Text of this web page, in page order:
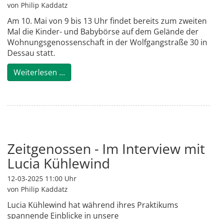
von Philip Kaddatz
Am 10. Mai von 9 bis 13 Uhr findet bereits zum zweiten
Mal die Kinder- und Babybörse auf dem Gelände der
Wohnungsgenossenschaft in der Wolfgangstraße 30 in
Dessau statt.
Weiterlesen …Kinder- und Babybörse 2025!
Zeitgenossen - Im Interview mit
Lucia Kühlewind
12-03-2025 11:00 Uhr
von Philip Kaddatz
Lucia Kühlewind hat während ihres Praktikums
spannende Einblicke in unsere